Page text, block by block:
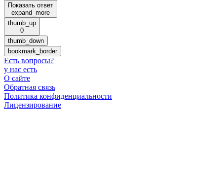
Показать ответ
expand_more
thumb_up
0
thumb_down
bookmark_border
Есть вопросы?
у нас есть
О сайте
Обратная связь
Политика конфиденциальности
Лицензирование